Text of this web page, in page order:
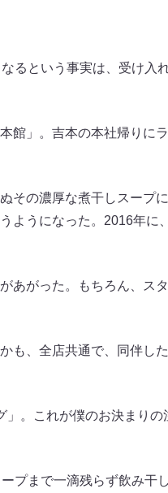
るという事実は、受け入
館」。吉本の本社帰りに
その濃厚な煮干しスープ
ようになった。2016年に、
あがった。もちろん、ス
も、全店共通で、同伴し
」。これが僕のお決まりの
プまで一滴残らず飲み干し